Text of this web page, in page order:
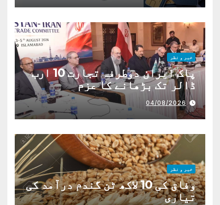
خبر و نظر
پاک ایران دوطرفہ تجارت 10 ارب
ڈالر تک بڑھانے کا عزم
04/08/2026
خبر و نظر
وفاق کی 10 لاکھ ٹن گندم درآمد کی
تیاری